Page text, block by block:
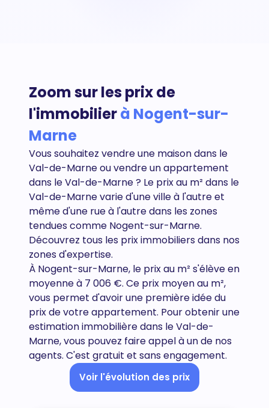
Zoom sur les prix de
l'immobilierà Nogent-sur-
Marne
Vous souhaitez vendre une maison dans le
Val-de-Marne ou vendre un appartement
dans leVal-de-Marne? Le prix au m² dans le
Val-de-Marne varie d'une ville à l'autre et
même d'une rue à l'autre dans les zones
tendues comme Nogent-sur-Marne.
Découvrez tous les prix immobiliers dans nos
zones d'expertise.
À Nogent-sur-Marne, le prix au m² s'élève en
moyenne à 7 006 €. Ce prix moyen au m²,
vous permet d'avoir une première idée du
prix de votre appartement. Pour obtenir une
estimation immobilière dans le Val-de-
Marne, vous pouvez faire appel à un de nos
agents. C'est gratuit et sans engagement.
Voir l'évolution des prix